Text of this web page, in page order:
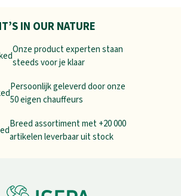
IT’S IN OUR NATURE
Onze product experten staan
steeds voor je klaar
Persoonlijk geleverd door onze
50 eigen chauffeurs
Breed assortiment met +20 000
artikelen leverbaar uit stock